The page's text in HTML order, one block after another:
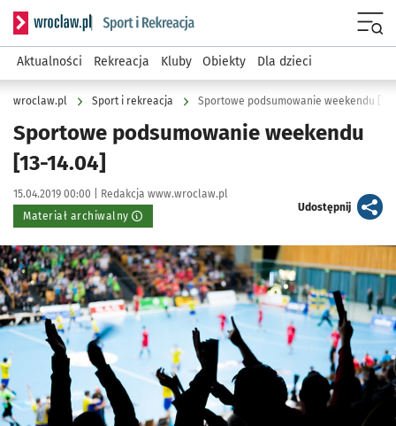
Serwis informacyjny wroclaw.pl podserwis: Sport i rekreacja
Aktualności Rekreacja Kluby Obiekty Dla dzieci
wroclaw.pl Sport i rekreacja Sportowe podsumowanie weekendu [13-
Sportowe podsumowanie weekendu
[13-14.04]
Data publikacji:
15.04.2019 00:00 | Autor:
Redakcja www.wroclaw.pl
Materiał archiwalny
Udostępnijartykuł
Kliknij, aby powiększyć